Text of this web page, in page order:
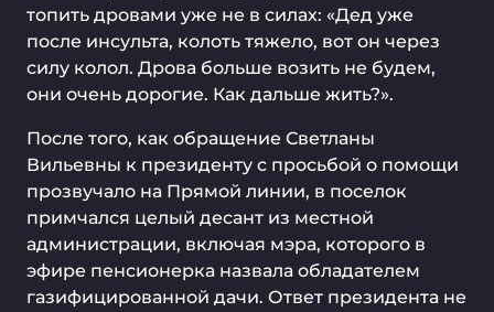
топить дровами уже не в силах: «Дед уже
после инсульта, колоть тяжело, вот он через
силу колол. Дрова больше возить не будем,
они очень дорогие. Как дальше жить?».
После того, как обращение Светланы
Вильевны к президенту с просьбой о помощи
прозвучало на Прямой линии, в поселок
примчался целый десант из местной
администрации, включая мэра, которого в
эфире пенсионерка назвала обладателем
газифицированной дачи. Ответ президента не